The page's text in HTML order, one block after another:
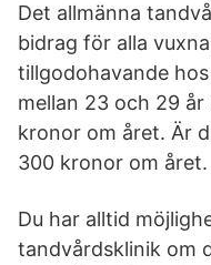
Det allmänna
bidrag för alla
tillgodohavande
mellan 23 och 29
kronor om året. Är
300 kronor om året.
Du har alltid
tandvårdsklinik om